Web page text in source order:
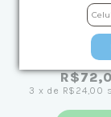
Carre e
3 x de R$24,00